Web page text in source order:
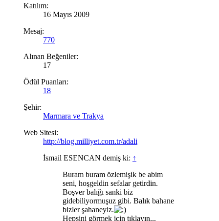
Katılım:
16 Mayıs 2009
Mesaj:
770
Alınan Beğeniler:
17
Ödül Puanları:
18
Şehir:
Marmara ve Trakya
Web Sitesi:
http://blog.milliyet.com.tr/adali
İsmail ESENCAN demiş ki: ↑
Buram buram özlemişik be abim
seni, hoşgeldin sefalar getirdin.
Boşver balığı sanki biz
gidebiliyormuşuz gibi. Balık bahane
bizler şahaneyiz.
Hepsini görmek için tıklayın...